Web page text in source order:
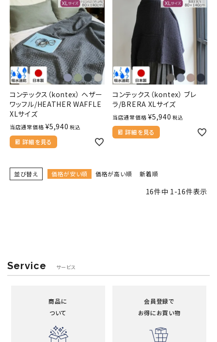
コンテックス（kontex） ヘザー
ワッフル/HEATHER WAFFLE
XLサイズ
当店通常価格 ¥5,940 税込
詳細を見る
コンテックス（kontex） ブレ
ラ/BRERA XLサイズ
当店通常価格 ¥5,940 税込
詳細を見る
並び替え 価格が安い順 価格が高い順 新着順
16件中 1 -16件表示
Service サービス
商品に
ついて
会員登録で
お得にお買い物